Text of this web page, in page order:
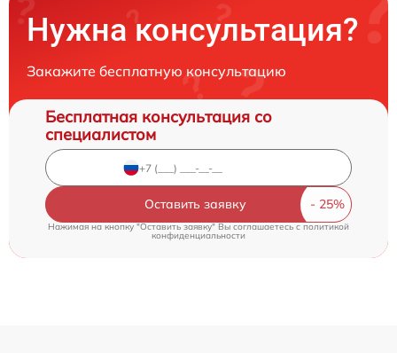
Нужна консультация?
Закажите бесплатную консультацию
Бесплатная консультация со
специалистом
Оставить заявку
Нажимая на кнопку "Оставить заявку" Вы соглашаетесь c политикой
конфиденциальности